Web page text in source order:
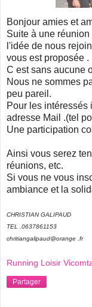
Bonjour amies et
Suite à une
l'idée de nous
vous est proposée .
C est sans aucune
Nous ne sommes
peu pareil.
Pour les intéressés
adresse Mail .(tel
Une participation
Ainsi vous serez
réunions, etc.
Si vous ne vous
ambiance et la
CHRISTIAN GALIPAUD
TEL .0637861153
chritiangalipaud@orange .fr
Running Loisir
Partager